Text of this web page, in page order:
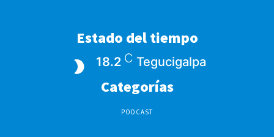
Estado del tiempo
18.2 C Tegucigalpa
Categorías
PODCAST